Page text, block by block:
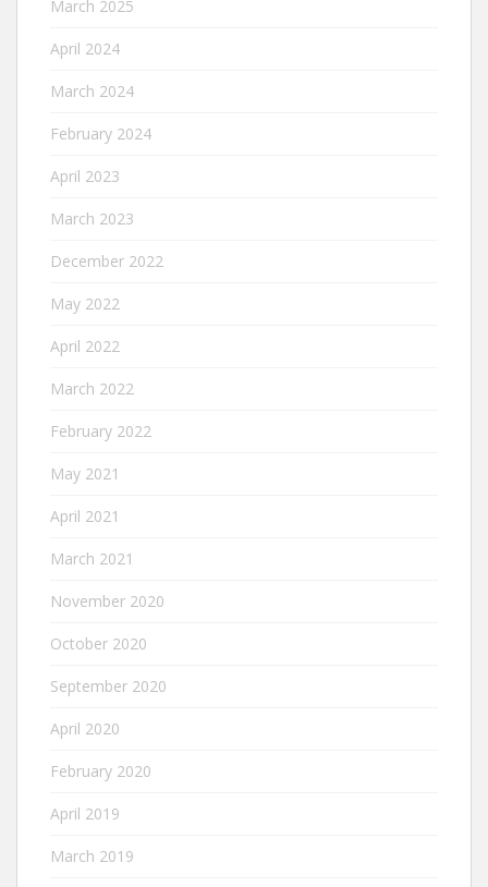
March 2025
April 2024
March 2024
February 2024
April 2023
March 2023
December 2022
May 2022
April 2022
March 2022
February 2022
May 2021
April 2021
March 2021
November 2020
October 2020
September 2020
April 2020
February 2020
April 2019
March 2019